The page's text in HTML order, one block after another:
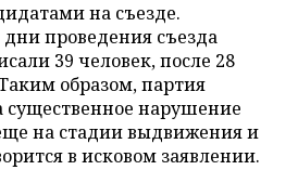
на съезде.
проведения съезда
39 человек, после 28
образом, партия
существенное нарушение
на стадии выдвижения и
в исковом заявлении.